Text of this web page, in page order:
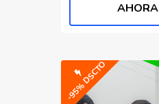
AHORA
-95% DSCTO